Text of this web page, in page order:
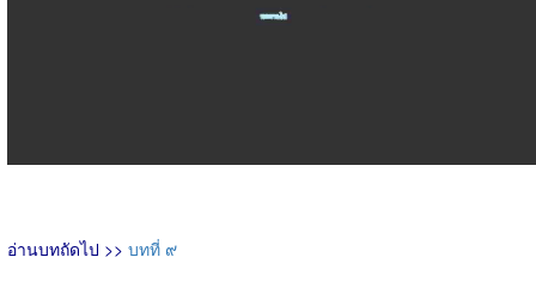
อ่านบทถัดไป >> บทที่ ๙